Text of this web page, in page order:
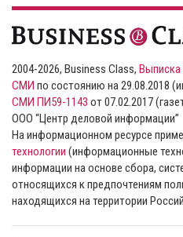
2004-2026, Business Class, Выписка
СМИ по состоянию на 29.08.2018
СМИ ПИ59-1143 от 07.02.2017
ООО “Центр деловой информации”
На информационном ресурсе
технологии (информационные
информации на основе сбора,
относящихся к предпочтениям
находящихся на территории